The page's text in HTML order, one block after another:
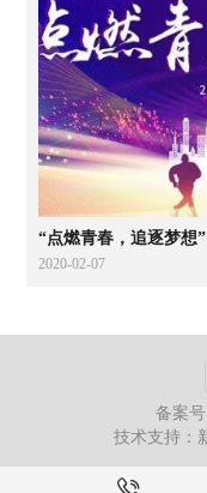
“点燃青春，追逐梦想
2020-02-07
备案
技术支持：